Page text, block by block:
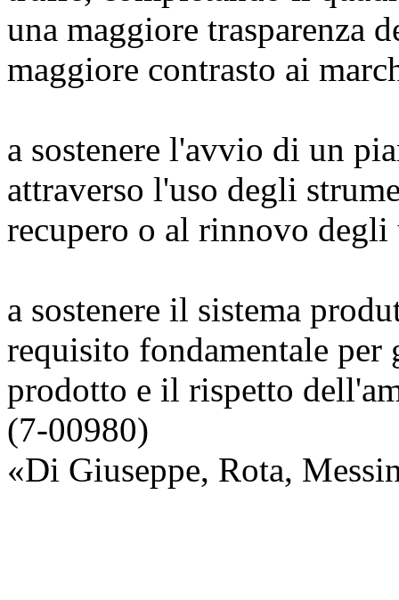
una maggiore trasparenza
maggiore contrasto ai
a sostenere l'avvio di un
attraverso l'uso degli
recupero o al rinnovo
a sostenere il sistema
requisito fondamentale per
prodotto e il rispetto
(7-00980)
«Di Giuseppe, Rota,